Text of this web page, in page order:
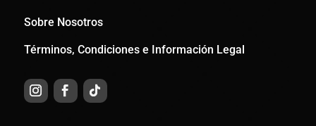
Sobre Nosotros
Términos, Condiciones e Información Legal